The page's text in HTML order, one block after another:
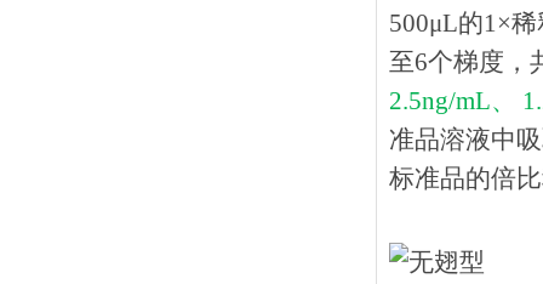
500μL的1×
至6个梯度，
2.5ng/mL、
准品溶液中
标准品的倍